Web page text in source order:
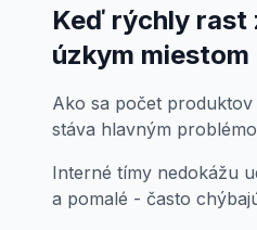
Keď rýchly rast
úzkym miestom
Ako sa počet
stáva hlavným
Interné tímy nedokážu
a pomalé - často